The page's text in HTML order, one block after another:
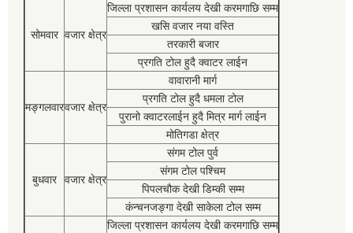
सोमवार वजार क्षेत्र
जिल्ला प्रशासन कार्यलय देखी करमगाछि सम्म
खसि वजार नया वस्ति
तरकारी बजार
प्रगति टोल हुदै क्वाटर लाईन
मङ्गलवारवजार क्षेत्र
वावारानी मार्ग
प्रगति टोल हुदै धमला टोल
पुरानो क्वाटरलाईन हुदै मित्र मार्ग लाईन
मोतिगडा क्षेत्र
बुधवार वजार क्षेत्र
संगम टोल पुर्व
संगम टोल पश्चिम
पिपलचौक देखी डिम्की सम्म
कंन्चनजङ्गा देखी साकेला टोल सम्म
जिल्ला प्रशासन कार्यलय देखी करमगाछि सम्म